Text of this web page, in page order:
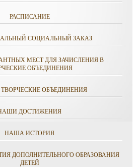
РАСПИСАНИЕ
СОЦИАЛЬНЫЙ ЗАКАЗ
МЕСТ ДЛЯ ЗАЧИСЛЕНИЯ В
ОБЪЕДИНЕНИЯ
ТВОРЧЕСКИЕ ОБЪЕДИНЕНИЯ
ДОСТИЖЕНИЯ
НАША ИСТОРИЯ
ДОПОЛНИТЕЛЬНОГО ОБРАЗОВАНИЯ
ДЕТЕЙ